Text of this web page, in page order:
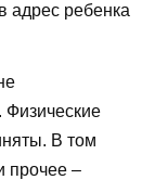
адрес ребенка
Физические
В том
прочее –